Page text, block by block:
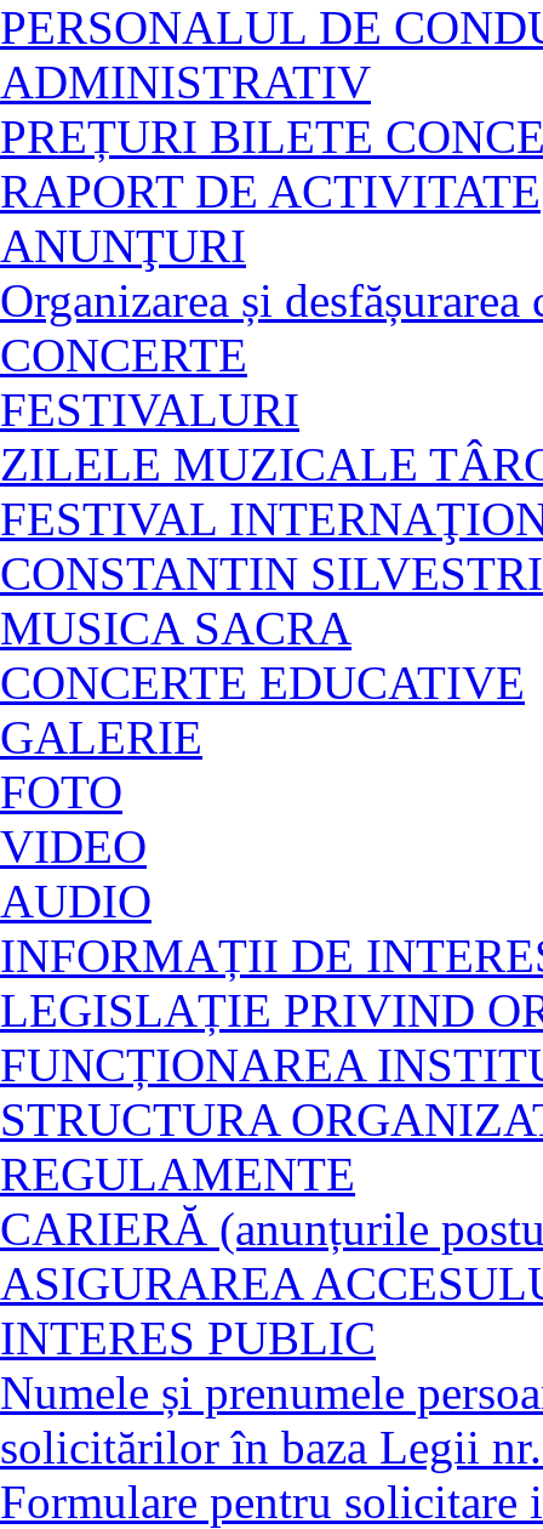
PERSONALUL DE
ADMINISTRATIV
PREȚURI BILETE
RAPORT DE ACTIVITATE
ANUNŢURI
Organizarea și
CONCERTE
FESTIVALURI
ZILELE MUZICALE
FESTIVAL
CONSTANTIN
MUSICA SACRA
CONCERTE EDUCATIVE
GALERIE
FOTO
VIDEO
AUDIO
INFORMAȚII DE
LEGISLAȚIE PRIVIND
FUNCȚIONAREA
STRUCTURA
REGULAMENTE
CARIERĂ (anunțurile
ASIGURAREA
INTERES PUBLIC
Numele și prenumele
solicitărilor în baza Legii
Formulare pentru